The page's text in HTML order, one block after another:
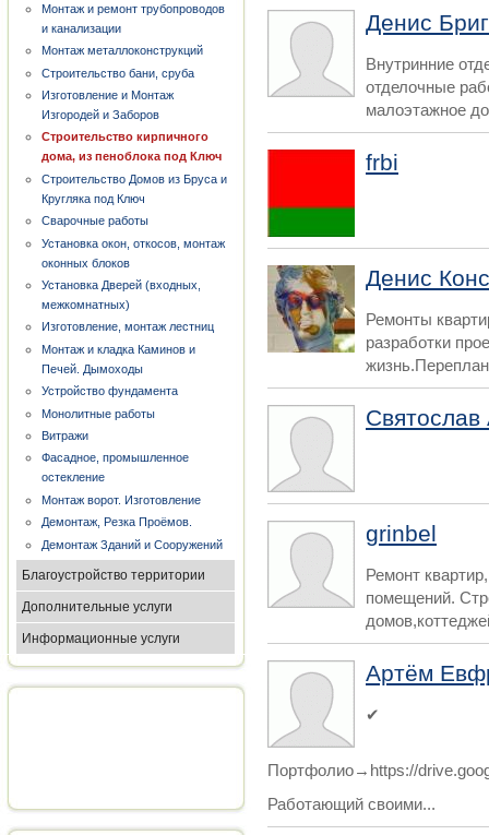
Монтаж и ремонт трубопроводов
и канализации
Монтаж металлоконструкций
Строительство бани, сруба
Изготовление и Монтаж
Изгородей и Заборов
Строительство кирпичного
дома, из пеноблока под Ключ
Строительство Домов из Бруса и
Кругляка под Ключ
Сварочные работы
Установка окон, откосов, монтаж
оконных блоков
Установка Дверей (входных,
межкомнатных)
Изготовление, монтаж лестниц
Монтаж и кладка Каминов и
Печей. Дымоходы
Устройство фундамента
Монолитные работы
Витражи
Фасадное, промышленное
остекление
Монтаж ворот. Изготовление
Демонтаж, Резка Проёмов.
Демонтаж Зданий и Сооружений
Благоустройство территории
Дополнительные услуги
Информационные услуги
Денис
Внутринние
отделочные
малоэтажное
frbi
Денис
Ремонты
разработки
Святослав
grinbel
Ремонт
помещений.
Артём
✔
Портфолио→https://
Работающий своими...